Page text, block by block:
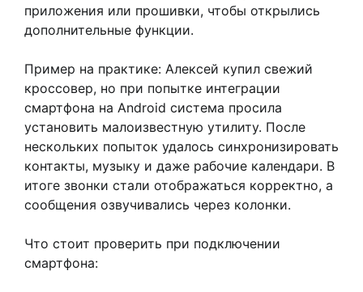
приложения или прошивки, чтобы открылись
дополнительные функции.
Пример на практике: Алексей купил свежий
кроссовер, но при попытке интеграции
смартфона на Android система просила
установить малоизвестную утилиту. После
нескольких попыток удалось синхронизировать
контакты, музыку и даже рабочие календари. В
итоге звонки стали отображаться корректно, а
сообщения озвучивались через колонки.
Что стоит проверить при подключении
смартфона: